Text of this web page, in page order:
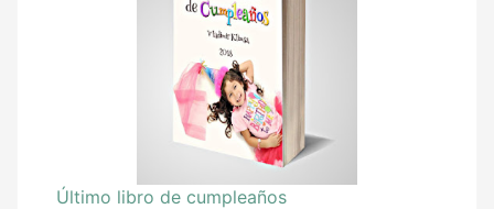
Último libro de cumpleaños